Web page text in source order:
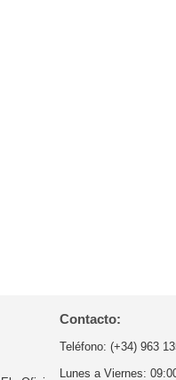
Contacto:
Teléfono: (+34) 963
Lunes a Viernes: